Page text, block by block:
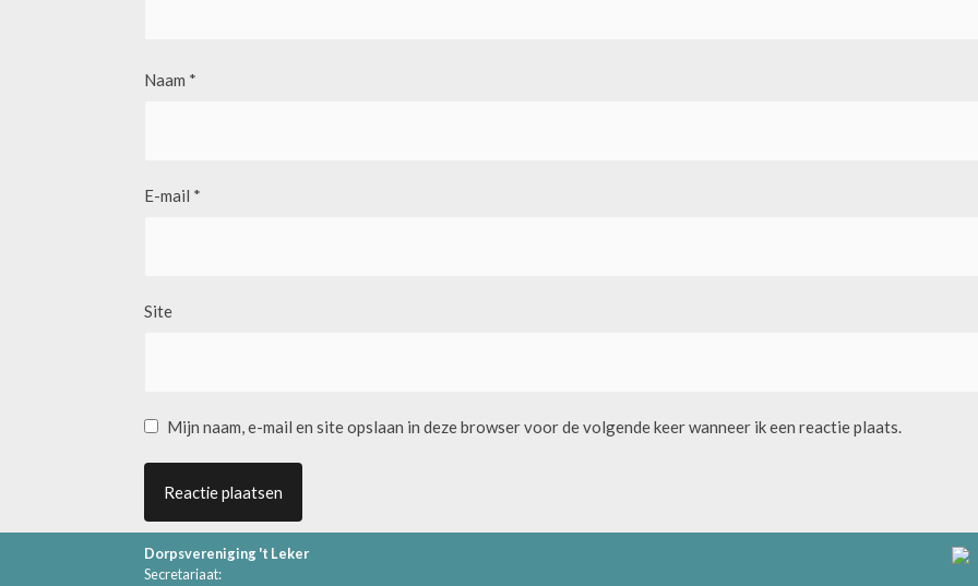
Naam *
E-mail *
Site
Mijn naam, e-mail en site opslaan in deze browser voor de volgende keer wanneer ik een reactie plaats.
Dorpsvereniging 't Leker
Secretariaat: